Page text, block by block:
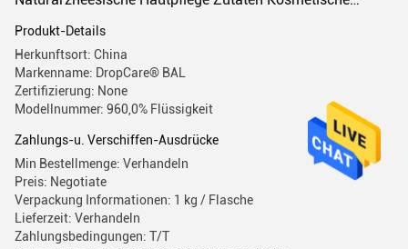
Produkt-Details
Herkunftsort: China
Markenname: DropCare® BAL
Zertifizierung: None
Modellnummer: 960,0% Flüssigkeit
Zahlungs-u. Verschiffen-Ausdrücke
Min Bestellmenge: Verhandeln
Preis: Negotiate
Verpackung Informationen: 1 kg / Flasche
Lieferzeit: Verhandeln
Zahlungsbedingungen: T/T